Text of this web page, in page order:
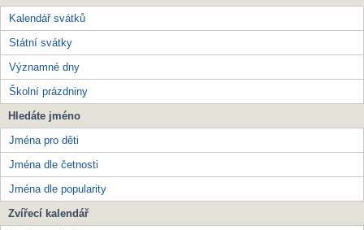
Kalendář svátků
Státní svátky
Významné dny
Školní prázdniny
Hledáte jméno
Jména pro děti
Jména dle četnosti
Jména dle popularity
Zvířecí kalendář